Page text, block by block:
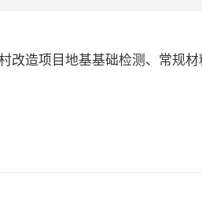
改造项目地基基础检测、常规